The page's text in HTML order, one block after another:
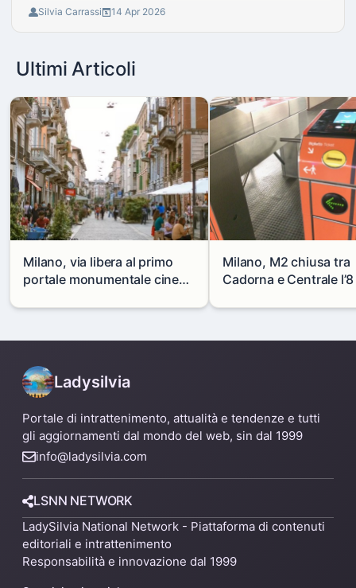
Silvia Carrassi 14 Apr 2026
Ultimi Articoli
Milano, via libera al primo
portale monumentale cinese
Milano, M2 chiusa tra
Cadorna e Centrale
alternative
Ladysilvia
Portale di intrattenimento, attualità e tendenze e tutti
gli aggiornamenti dal mondo del web, sin dal 1999
info@ladysilvia.com
LSNN NETWORK
LadySilvia National Network - Piattaforma di contenuti
editoriali e intrattenimento
Responsabilità e innovazione dal 1999